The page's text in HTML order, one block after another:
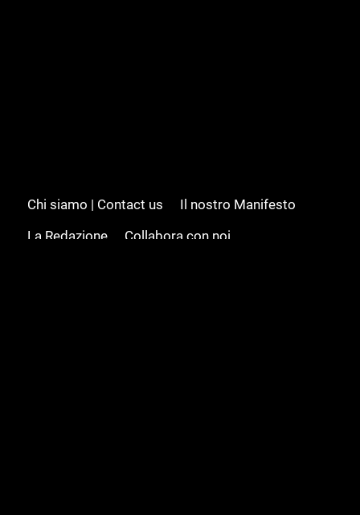
Chi siamo | Contact us
Il nostro Manifesto
La Redazione
Collabora con noi